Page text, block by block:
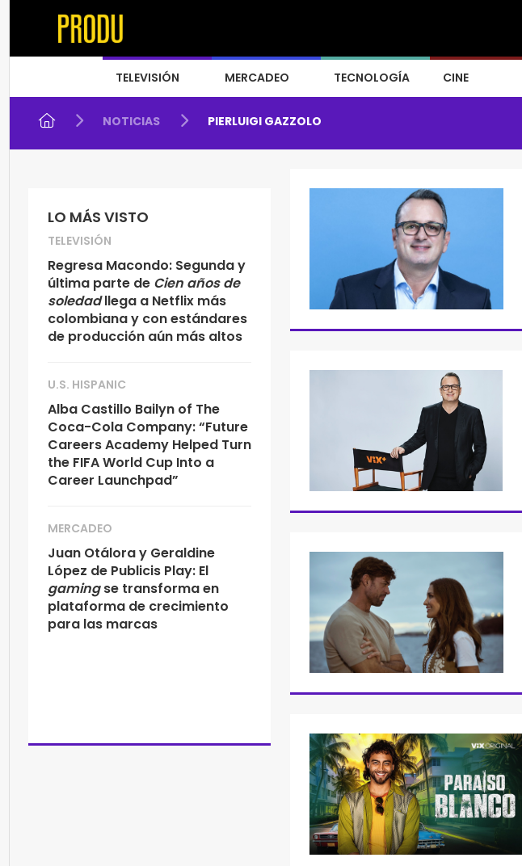
TELEVISIÓN MERCADEO TECNOLOGÍA CINE
NOTICIAS PIERLUIGI GAZZOLO
LO MÁS VISTO
TELEVISIÓN
Regresa Macondo: Segunda y
última parte de Cien años de
soledadllega a Netflix más
colombiana y con estándares
de producción aún más altos
U.S. HISPANIC
Alba Castillo Bailyn of The
Coca-Cola Company: “Future
Careers Academy Helped Turn
the FIFA World Cup Into a
Career Launchpad”
MERCADEO
Juan Otálora y Geraldine
López de Publicis Play: El
gamingse transforma en
plataforma de crecimiento
para las marcas